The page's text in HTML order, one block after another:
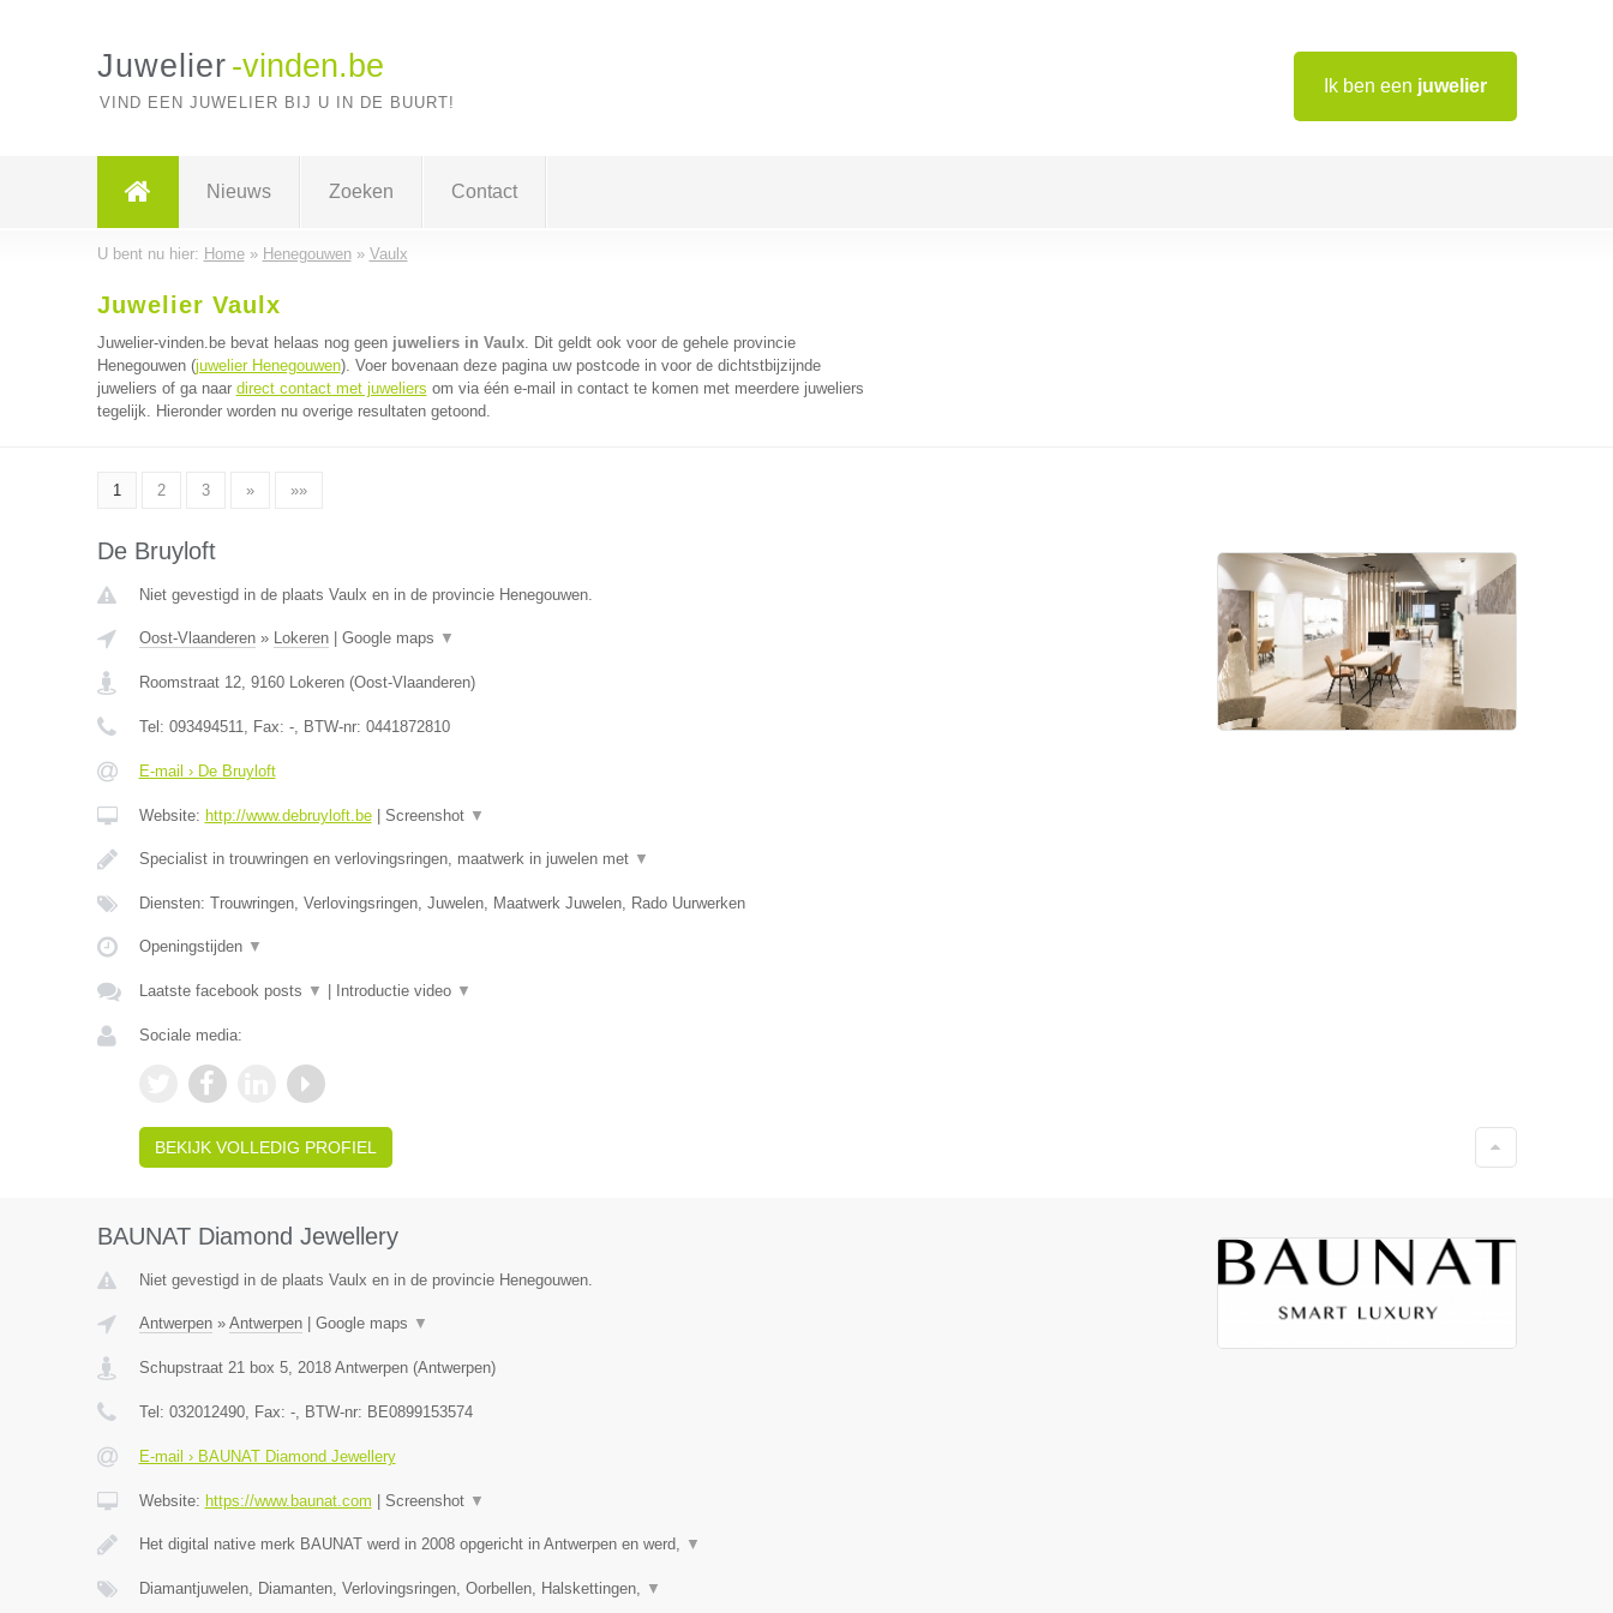
Ik ben een juwelier
Juwelier -vinden.be
VIND EEN JUWELIER BIJ U IN DE BUURT!
Nieuws Zoeken Contact
U bent nu hier: Home» Henegouwen» Vaulx
Juwelier Vaulx
Juwelier-vinden.be bevat helaas nog geen juweliers in Vaulx. Dit geldt ook voor de gehele provincie
Henegouwen (juwelier Henegouwen). Voer bovenaan deze pagina uw postcode in voor de dichtstbijzijnde
juweliers of ga naar direct contact met juweliers om via één e-mail in contact te komen met meerdere juweliers
tegelijk. Hieronder worden nu overige resultaten getoond.
1 2 3 » »»
De Bruyloft
Niet gevestigd in de plaats Vaulx en in de provincie Henegouwen.
Oost-Vlaanderen» Lokeren| Google maps ▼
Roomstraat 12, 9160 Lokeren(Oost-Vlaanderen)
Tel: 093494511, Fax: -, BTW-nr: 0441872810
E-mail › De Bruyloft
Website: http://www.debruyloft.be| Screenshot ▼
Specialist in trouwringen en verlovingsringen, maatwerk in juwelen met ▼
Diensten: Trouwringen, Verlovingsringen, Juwelen, Maatwerk Juwelen, Rado Uurwerken
Openingstijden ▼
Laatste facebook posts ▼ Introductie video ▼
Sociale media:
BEKIJK VOLLEDIG PROFIEL
BAUNAT Diamond Jewellery
Niet gevestigd in de plaats Vaulx en in de provincie Henegouwen.
Antwerpen» Antwerpen| Google maps ▼
Schupstraat 21 box 5, 2018 Antwerpen(Antwerpen)
Tel: 032012490, Fax: -, BTW-nr: BE0899153574
E-mail › BAUNAT Diamond Jewellery
Website: https://www.baunat.com Screenshot ▼
Het digital native merk BAUNAT werd in 2008 opgericht in Antwerpen en werd, ▼
Diamantjuwelen, Diamanten, Verlovingsringen, Oorbellen, Halskettingen, ▼